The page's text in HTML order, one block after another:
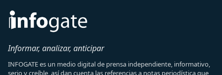
Informar, analizar, anticipar
INFOGATE es un medio digital de prensa independiente, informativo,
serio y creíble, así dan cuenta las referencias a notas periodística que